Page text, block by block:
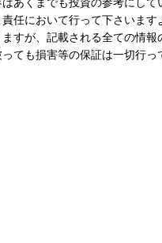
任において行って下さいま
すが、記載される全ての情報
ても損害等の保証は一切行っ